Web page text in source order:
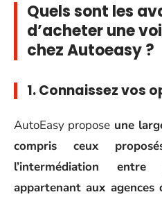
Quels sont les
d’acheter une
chez Autoeasy ?
1. Connaissez vos
AutoEasy propose une
compris ceux
l’intermédiation
appartenant aux agences